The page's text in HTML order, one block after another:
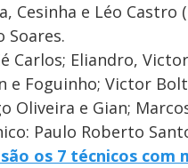
Cesinha e Léo Castro
Soares.
Carlos; Eliandro,
e Foguinho; Victor
Oliveira e Gian;
Paulo Roberto
os 7 técnicos com